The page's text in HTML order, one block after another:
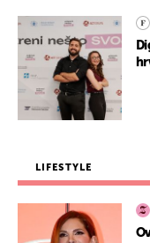
LIFESTYLE